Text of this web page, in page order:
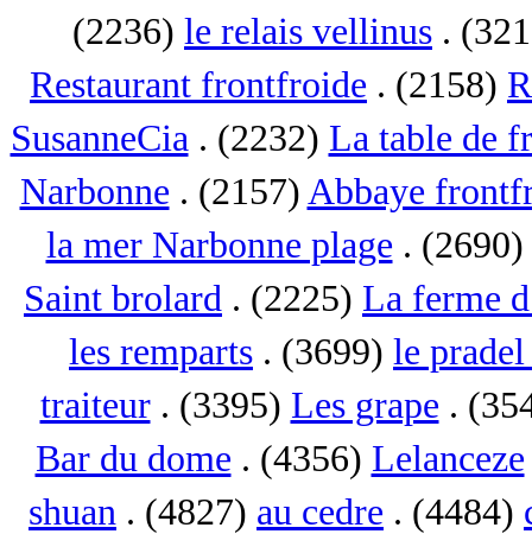
(2236) le relais vellinus .
Restaurant frontfroide . (2158)
SusanneCia. (2232) La table de
Narbonne . (2157) Abbaye
la mer Narbonne plage . (2690)
Saint brolard . (2225) La ferme
les remparts . (3699) le
traiteur. (3395) Les grape .
Bar du dome . (4356) Lelanceze
shuan . (4827) au cedre . (4484)